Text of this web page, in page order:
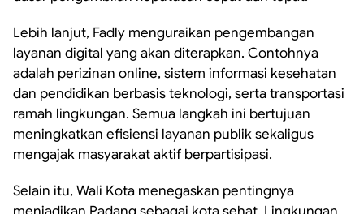
Lebih lanjut, Fadly menguraikan pengembangan
layanan digital yang akan diterapkan. Contohnya
adalah perizinan online, sistem informasi kesehatan
dan pendidikan berbasis teknologi, serta transportasi
ramah lingkungan. Semua langkah ini bertujuan
meningkatkan efisiensi layanan publik sekaligus
mengajak masyarakat aktif berpartisipasi.
Selain itu, Wali Kota menegaskan pentingnya